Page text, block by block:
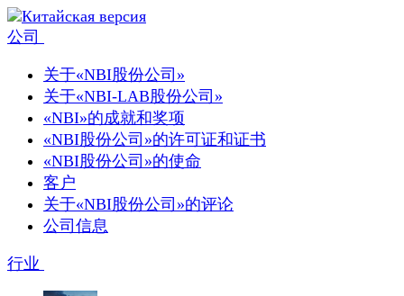
公司
关于«NBI股份公司»
关于«NBI-LAB股份公司»
«NBI»的成就和奖项
«NBI股份公司»的许可证和证书
«NBI股份公司»的使命
客户
关于«NBI股份公司»的评论
公司信息
行业